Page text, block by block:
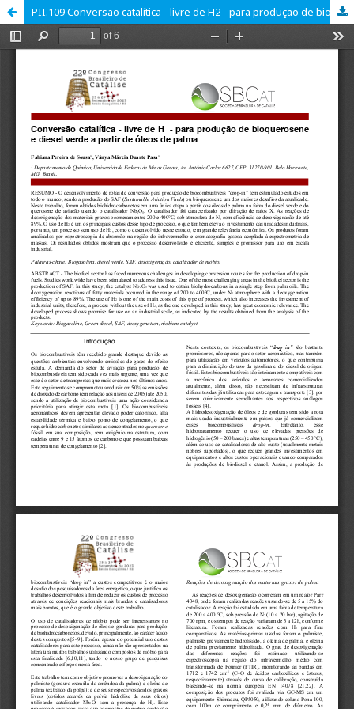
PII.109 Conversão catalítica - livre de H2 - para produção de bioquerosene e diesel verde a partir de óleos de palma